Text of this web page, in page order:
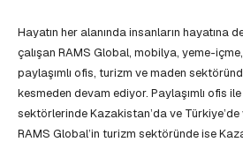
Hayatın her alanında insanların hayatına
çalışan RAMS Global, mobilya, yeme-
paylaşımlı ofis, turizm ve maden
kesmeden devam ediyor. Paylaşımlı ofis
sektörlerinde Kazakistan’da ve Türkiye’de
RAMS Global’in turizm sektöründe ise